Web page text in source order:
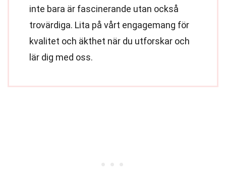
inte bara är fascinerande utan också
trovärdiga. Lita på vårt engagemang för
kvalitet och äkthet när du utforskar och
lär dig med oss.